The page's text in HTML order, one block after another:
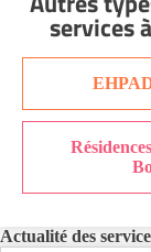
Aide à
Aide à
Aide à
Aide à
Aide à
Aide à
services
Actualité des